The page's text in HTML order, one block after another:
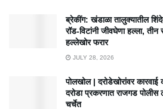
ब्रेकींग: खंडाळा तालुक्यातील
रॉड-विटांनी जीवघेणा हल्ला,
हल्लेखोर फरार
JULY 28, 2026
पोलखोल | दरोडेखोरांवर
दरोडा प्रकरणात राजगड पोलीस
चर्चेत